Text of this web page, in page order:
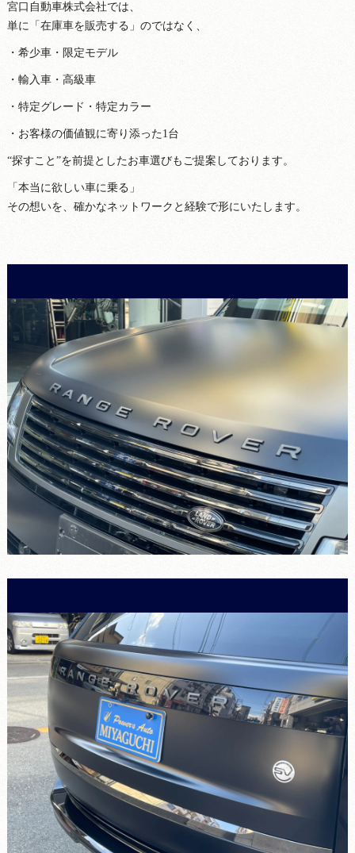
宮口自動車株式会社では、
単に「在庫車を販売する」のではなく、
・希少車・限定モデル
・輸入車・高級車
・特定グレード・特定カラー
・お客様の価値観に寄り添った1台
“探すこと”を前提としたお車選びもご提案しております。
「本当に欲しい車に乗る」
その想いを、確かなネットワークと経験で形にいたします。